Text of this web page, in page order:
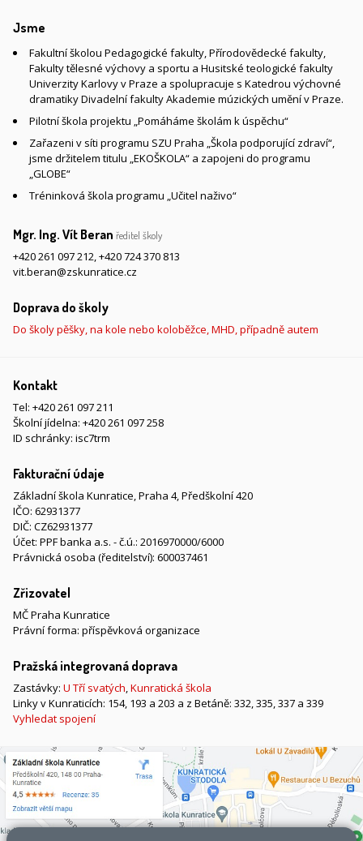
Jsme
Fakultní školou Pedagogické fakulty, Přírodovědecké fakulty,
Fakulty tělesné výchovy a sportu a Husitské teologické fakulty
Univerzity Karlovy v Praze a spolupracuje s Katedrou výchovné
dramatiky Divadelní fakulty Akademie múzických umění v Praze.
Pilotní škola projektu „Pomáháme školám k úspěchu“
Zařazeni v síti programu SZU Praha „Škola podporující zdraví“,
jsme držitelem titulu „EKOŠKOLA“ a zapojeni do programu
„GLOBE“
Tréninková škola programu „Učitel naživo“
Mgr. Ing. Vít Beran ředitel školy
+420 261 097 212,+420 724 370 813
vit.beran@zskunratice.cz
Doprava do školy
Do školy pěšky, na kole nebo koloběžce, MHD, případně autem
Kontakt
Tel: +420 261 097 211
Školní jídelna: +420 261 097 258
ID schránky: isc7trm
Fakturační údaje
Základní škola Kunratice, Praha 4, Předškolní 420
IČO: 62931377
DIČ: CZ62931377
Účet: PPF banka a.s. - č.ú.: 2016970000/6000
Právnická osoba (ředitelství): 600037461
Zřizovatel
MČ Praha Kunratice
Právní forma: příspěvková organizace
Pražská integrovaná doprava
Zastávky: U Tří svatých,Kunratická škola
Linky v Kunraticích: 154, 193 a 203 a z Betáně: 332, 335, 337 a 339
Vyhledat spojení